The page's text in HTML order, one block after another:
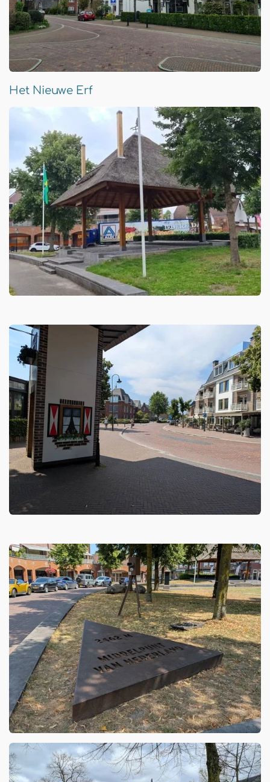
Het Nieuwe Erf